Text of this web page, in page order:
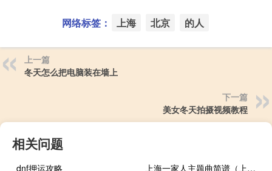
网络标签： 上海 北京 的人
上一篇
冬天怎么把电脑装在墙上
下一篇
美女冬天拍摄视频教程
相关问题
dnf押运攻略
上海一家人主题曲简谱（上海一家人主题曲）